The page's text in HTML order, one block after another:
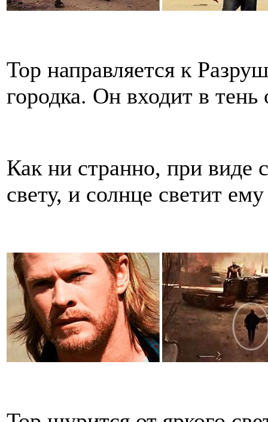
Тор направляется к
городка. Он входит в тень
Как ни странно, при виде
свету, и солнце светит